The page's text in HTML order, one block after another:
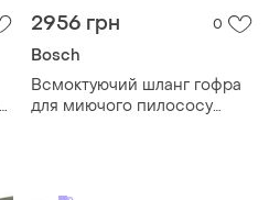
2956 грн 0
Bosch
Всмоктуючий шланг гофра
для миючого пилососу